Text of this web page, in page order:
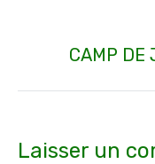
CAMP DE
Laisser un